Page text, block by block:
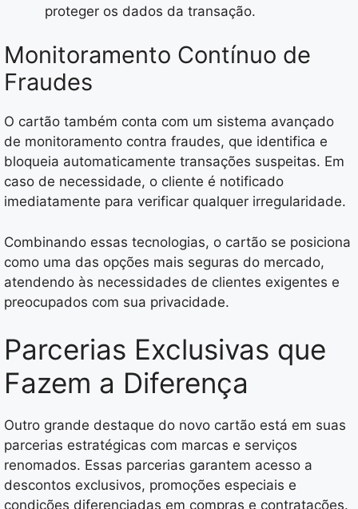
proteger os dados da transação.
Monitoramento Contínuo de
Fraudes
O cartão também conta com um sistema avançado
de monitoramento contra fraudes, que identifica e
bloqueia automaticamente transações suspeitas. Em
caso de necessidade, o cliente é notificado
imediatamente para verificar qualquer irregularidade.
Combinando essas tecnologias, o cartão se posiciona
como uma das opções mais seguras do mercado,
atendendo às necessidades de clientes exigentes e
preocupados com sua privacidade.
Parcerias Exclusivas que
Fazem a Diferença
Outro grande destaque do novo cartão está em suas
parcerias estratégicas com marcas e serviços
renomados. Essas parcerias garantem acesso a
descontos exclusivos, promoções especiais e
condições diferenciadas em compras e contratações.